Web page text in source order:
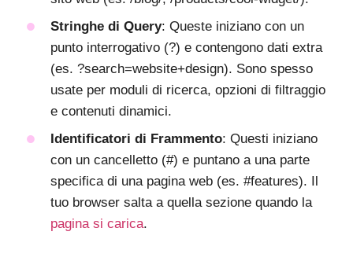
Stringhe di Query: Queste iniziano con un
punto interrogativo (?) e contengono dati extra
(es. ?search=website+design). Sono spesso
usate per moduli di ricerca, opzioni di filtraggio
e contenuti dinamici.
Identificatori di Frammento: Questi iniziano
con un cancelletto (#) e puntano a una parte
specifica di una pagina web (es. #features). Il
tuo browser salta a quella sezione quando la
pagina si carica.